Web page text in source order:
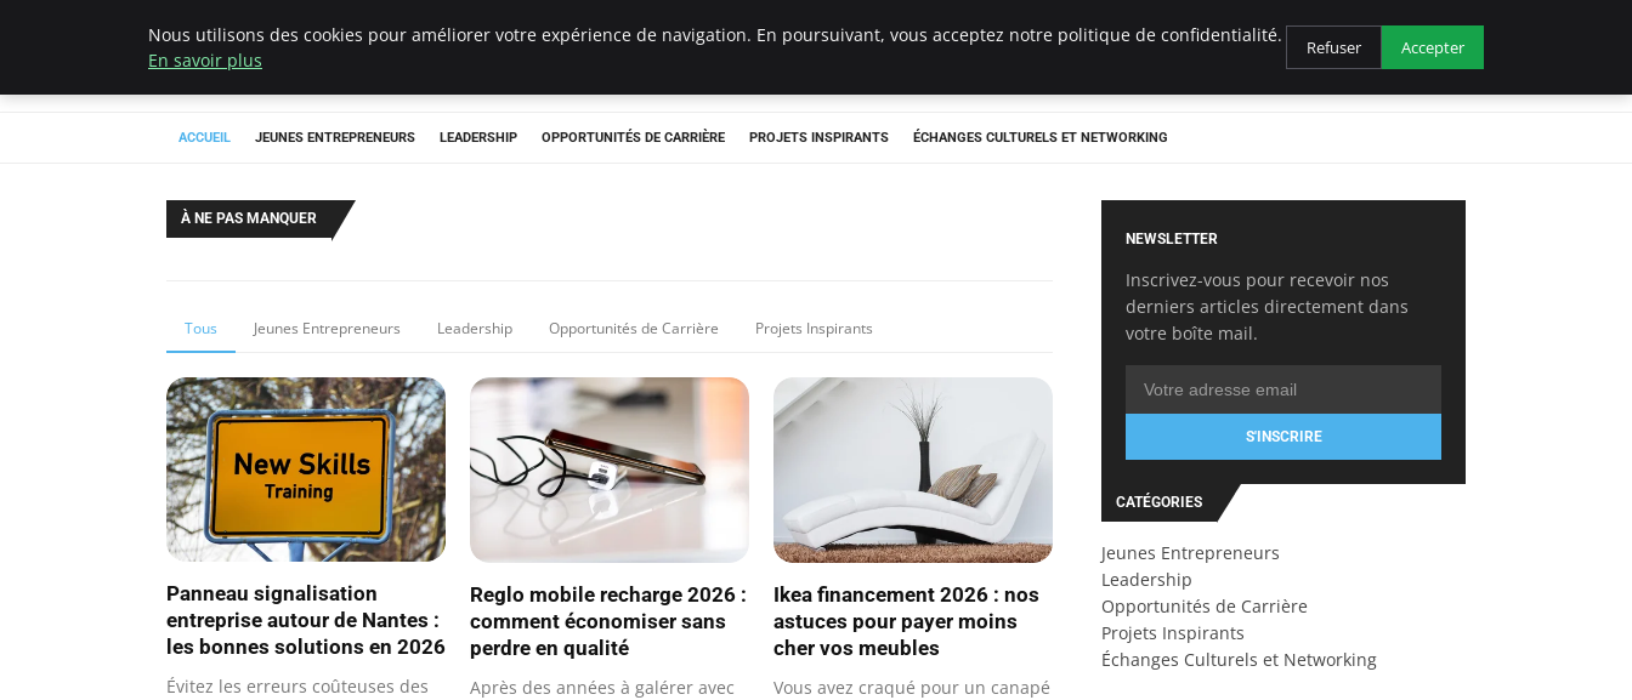
AIESEC France
ACCUEIL JEUNES ENTREPRENEURS LEADERSHIP OPPORTUNITÉS DE CARRIÈRE PROJETS INSPIRANTS ÉCHANGES CULTURELS ET NETWORKING
À NE PAS MANQUER
Tous Jeunes Entrepreneurs Leadership Opportunités de Carrière Projets Inspirants
Panneau signalisation
entreprise autour de Nantes :
les bonnes solutions en 2026
Évitez les erreurs coûteuses des
Reglo mobile recharge 2026 :
comment économiser sans
perdre en qualité
Après des années à galérer avec
Ikea financement 2026 : nos
astuces pour payer moins
cher vos meubles
Vous avez craqué pour un canapé
NEWSLETTER
Inscrivez-vous pour recevoir nos
derniers articles directement dans
votre boîte mail.
S'INSCRIRE
CATÉGORIES
Jeunes Entrepreneurs
Leadership
Opportunités de Carrière
Projets Inspirants
Échanges Culturels et Networking
Nous utilisons des cookies pour améliorer votre expérience de navigation. En poursuivant, vous acceptez notre politique de confidentialité.
En savoir plus
Refuser Accepter